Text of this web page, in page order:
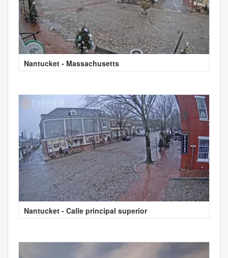
Nantucket - Massachusetts
Nantucket - Calle principal superior